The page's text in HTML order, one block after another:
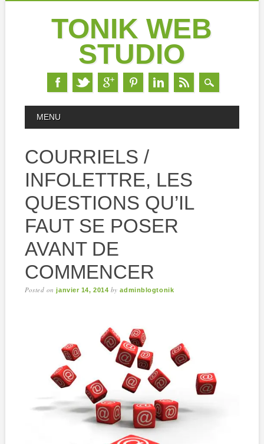
TONIK WEB
STUDIO
MAIN MENU
MENU
COURRIELS /
INFOLETTRE, LES
QUESTIONS QU’IL
FAUT SE POSER
AVANT DE
COMMENCER
Posted onjanvier 14, 2014 byadminblogtonik